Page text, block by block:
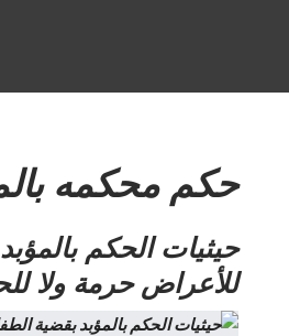
حكم محكمه
حيثيات الحكم
للأعراض حرمة ولا للحرمات